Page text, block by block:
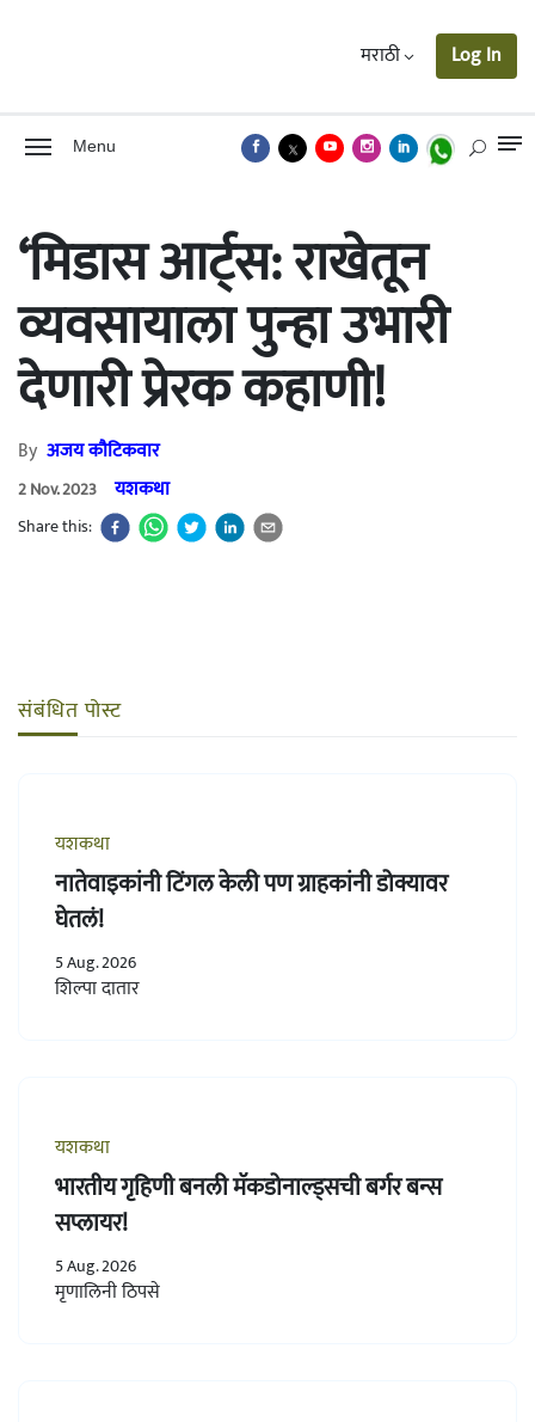
मराठी Log In
Menu
‘मिडास आर्ट्स: राखेतून
व्यवसायाला पुन्हा उभारी
देणारी प्रेरक कहाणी!
By अजय कौटिकवार
2 Nov. 2023 यशकथा
Share this:
संबंधित पोस्ट
यशकथा
नातेवाइकांनी टिंगल केली पण ग्राहकांनी डोक्यावर
घेतलं!
5 Aug. 2026
शिल्पा दातार
यशकथा
भारतीय गृहिणी बनली मॅकडोनाल्ड्सची बर्गर बन्स
सप्लायर!
5 Aug. 2026
मृणालिनी ठिपसे